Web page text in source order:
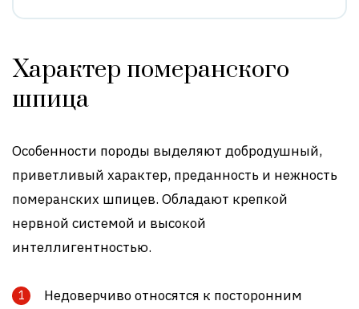
Характер померанского
шпица
Особенности породы выделяют добродушный,
приветливый характер, преданность и нежность
померанских шпицев. Обладают крепкой
нервной системой и высокой
интеллигентностью.
Недоверчиво относятся к посторонним